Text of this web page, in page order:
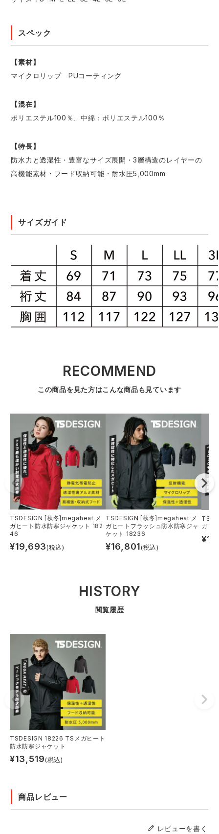
スペック
【素材】
マイクロリップ PUコーティング
【混在】
ポリエステル100％、中綿：ポリエステル100％
【特長】
防水力と透湿性・豊富なサイズ展開・3層構造のレイヤーの
高機能素材・フード収納可能・耐水圧5,000mm
サイズガイド
RECOMMEND
この商品を見た方はこんな商品も見ています
TSDESIGN [秋冬]megaheat メ
ガヒート防水防寒ジャケット 182
46
¥19,693(税込)
TSDESIGN [秋冬]megaheat メ
ガヒートフラッシュ防水防寒ジャ
ケット 18236
¥16,801(税込)
ガヒ
¥
HISTORY
閲覧履歴
TSDESIGN 18226 TSメガヒート
防水防寒ジャケット
¥13,519(税込)
商品レビュー
レビューを書く